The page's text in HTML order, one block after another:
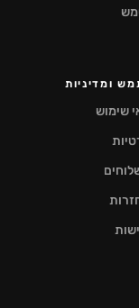
ומדיניות
שימוש